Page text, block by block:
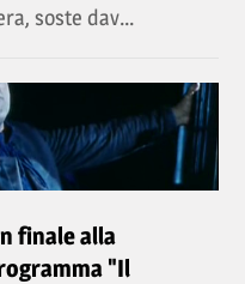
soste dav...
finale alla
"Il